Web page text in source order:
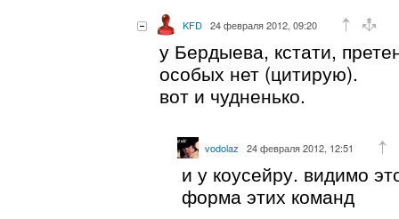
KFD 24 февраля 2012, 09:20
у Бердыева, кстати,
особых нет (цитирую).
вот и чудненько.
vodolaz 24 февраля 2012, 12:51
и у коусейру. видимо
форма этих команд